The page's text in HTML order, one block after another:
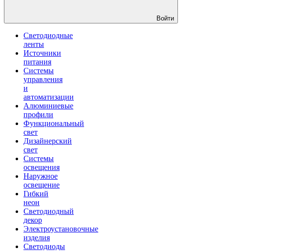
Войти
Светодиодные
ленты
Источники
питания
Системы
управления
и
автоматизации
Алюминиевые
профили
Функциональный
свет
Дизайнерский
свет
Системы
освещения
Наружное
освещение
Гибкий
неон
Светодиодный
декор
Электроустановочные
изделия
Светодиоды